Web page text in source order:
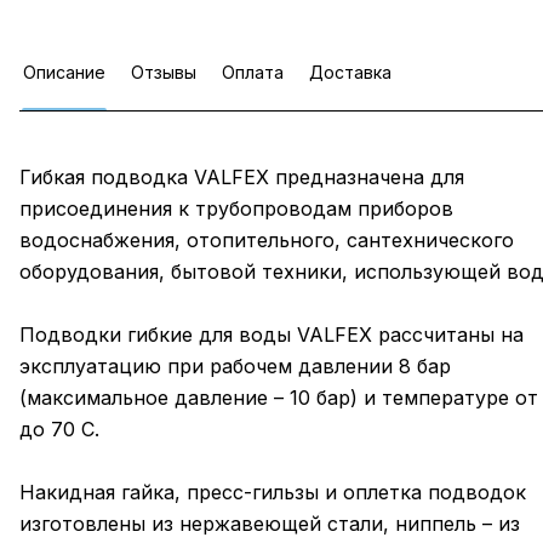
Описание Отзывы Оплата Доставка
Гибкая подводка VALFEX предназначена для
присоединения к трубопроводам приборов
водоснабжения, отопительного, сантехнического
оборудования, бытовой техники, использующей
Подводки гибкие для воды VALFEX рассчитаны на
эксплуатацию при рабочем давлении 8 бар
(максимальное давление – 10 бар) и температуре от
до 70 C.
Накидная гайка, пресс-гильзы и оплетка подводок
изготовлены из нержавеющей стали, ниппель – из